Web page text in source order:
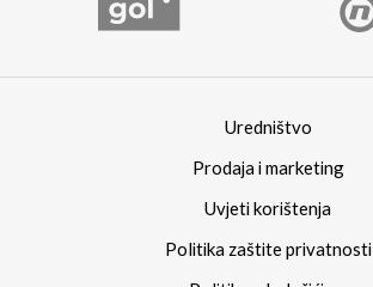
Uredništvo
Prodaja i marketing
Uvjeti korištenja
Politika zaštite privatnosti